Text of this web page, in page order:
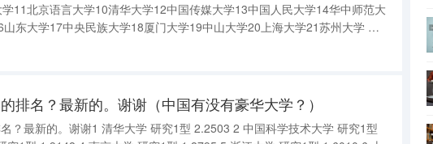
11北京语言大学10清华大学12中国传媒大学13中国人民大学14华中师范大
东大学17中央民族大学18厦门大学19中山大学20上海大学21苏州大学 全
几所第一名:北京大学 第二名：清华大学 第三名:浙江大学 第四名:复旦大学
排名？最新的。谢谢（中国有没有豪华大学？）
。谢谢1 清华大学 研究1型 2.2503 2 中国科学技术大学 研究1型